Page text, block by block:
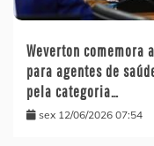
Weverton comemora
para agentes de
pela categoria…
sex 12/06/2026 07:54